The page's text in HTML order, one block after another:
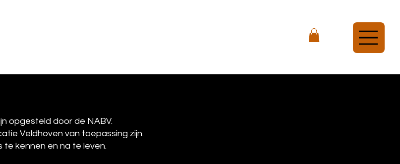
opgesteld door de NABV.
Veldhoven van toepassing zijn.
kennen en na te leven.